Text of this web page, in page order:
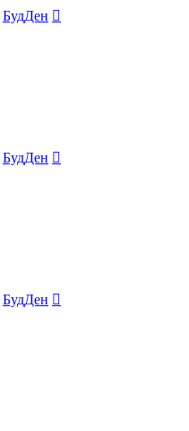
БудДен
БудДен
БудДен